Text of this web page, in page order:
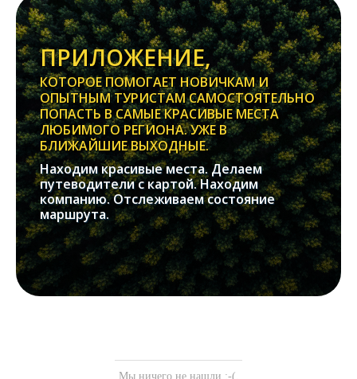
ПРИЛОЖЕНИЕ,
КОТОРОЕ ПОМОГАЕТ НОВИЧКАМ И
ОПЫТНЫМ ТУРИСТАМ САМОСТОЯТЕЛЬНО
ПОПАСТЬ В САМЫЕ КРАСИВЫЕ МЕСТА
ЛЮБИМОГО РЕГИОНА. УЖЕ В
БЛИЖАЙШИЕ ВЫХОДНЫЕ.
Находим красивые места. Делаем
путеводители с картой. Находим
компанию. Отслеживаем состояние
маршрута.
Мы ничего не нашли :-(.